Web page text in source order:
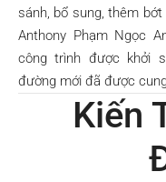
sánh, bổ sung, thêm
Anthony Phạm Ngọc
công trình được khởi
đường mới đã được
Kiến